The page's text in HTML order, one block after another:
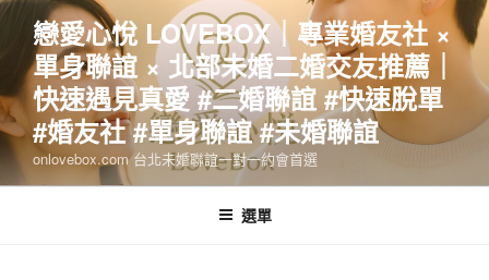
跳
主
要
內
容
戀愛心悅 LOVEBOX｜專業婚友社 ×
單身聯誼 × 北部未婚二婚交友推薦｜
快速遇見真愛 #二婚聯誼 #快速脫單
#婚友社 #單身聯誼 #未婚聯誼
onlovebox.com 台北未婚聯誼一對一約會首選
選單